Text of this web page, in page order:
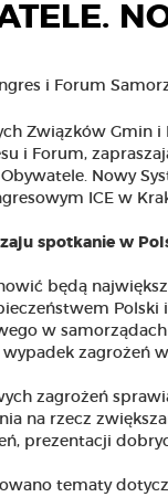
Związków Gmin
i Forum,
Obywatele. Nowy
ICE w
spotkanie w
będą
Polski
w
zagrożeń
zagrożeń
na rzecz
prezentacji
tematy